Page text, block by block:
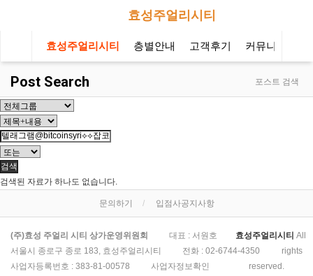
효성주얼리시티
효성주얼리시티 층별안내 고객후기 커뮤니티
Post Search 포스트 검색
검색
검색된 자료가 하나도 없습니다.
문의하기 입점사공지사항
(주)효성 주얼리 시티 상가운영위원회
대표 : 서원호
서울시 종로구 종로 183, 효성주얼리시티
전화 : 02-6744-4350
사업자등록번호 : 383-81-00578
사업자정보확인
효성주얼리시티 All
rights
reserved.